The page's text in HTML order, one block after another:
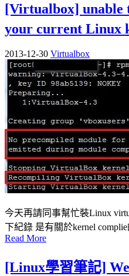
[Virtualbox] unable
your current Linux
2013-12-30 Virtualbox
今天再請同事幫忙裝Linux
下紀錄 是有關於kernel
Read More
[Linux學習筆記]